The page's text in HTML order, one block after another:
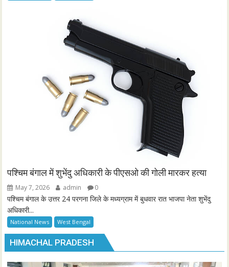
पश्चिम बंगाल में शुभेंदु अधिकारी के पीएसओ की गोली मारकर हत्या
May 7, 2026 admin 0
पश्चिम बंगाल के उत्तर 24 परगना जिले के मध्यग्राम में बुधवार रात भाजपा नेता शुभेंदु
अधिकारी...
National News West Bengal
HIMACHAL PRADESH